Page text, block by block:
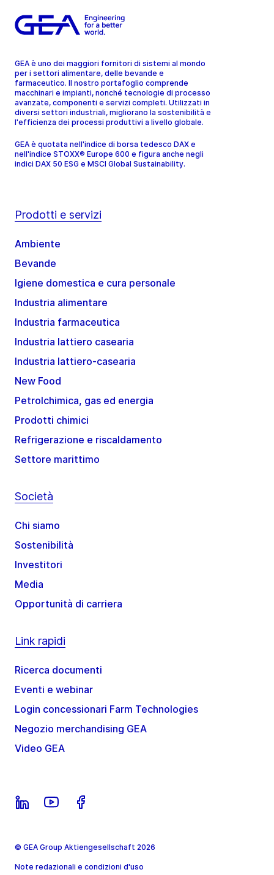
GEA è uno dei maggiori fornitori di sistemi al mondo
per i settori alimentare, delle bevande e
farmaceutico. Il nostro portafoglio comprende
macchinari e impianti, nonché tecnologie di processo
avanzate, componenti e servizi completi. Utilizzati in
diversi settori industriali, migliorano la sostenibilità e
l'efficienza dei processi produttivi a livello globale.
GEA è quotata nell'indice di borsa tedesco DAX e
nell'indice STOXX® Europe 600 e figura anche negli
indici DAX 50 ESG e MSCI Global Sustainability.
Prodotti e servizi
Ambiente
Bevande
Igiene domestica e cura personale
Industria alimentare
Industria farmaceutica
Industria lattiero casearia
Industria lattiero-casearia
New Food
Petrolchimica, gas ed energia
Prodotti chimici
Refrigerazione e riscaldamento
Settore marittimo
Società
Chi siamo
Sostenibilità
Investitori
Media
Opportunità di carriera
Link rapidi
Ricerca documenti
Eventi e webinar
Login concessionari Farm Technologies
Negozio merchandising GEA
Video GEA
© GEA Group Aktiengesellschaft 2026
Note redazionali e condizioni d'uso